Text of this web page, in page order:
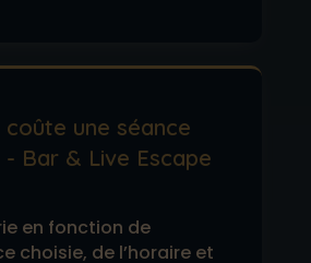
coûte une séance
- Bar & Live Escape
en fonction de
choisie, de l’horaire et